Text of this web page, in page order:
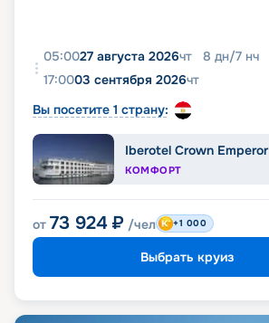
05:0027 августа 2026чт 8 дн/7 нч
17:0003 сентября 2026чт
Вы посетите 1 страну:
Iberotel Crown Emperor
КОМФОРТ
от 73 924 ₽ /чел +1 000
Выбрать круиз